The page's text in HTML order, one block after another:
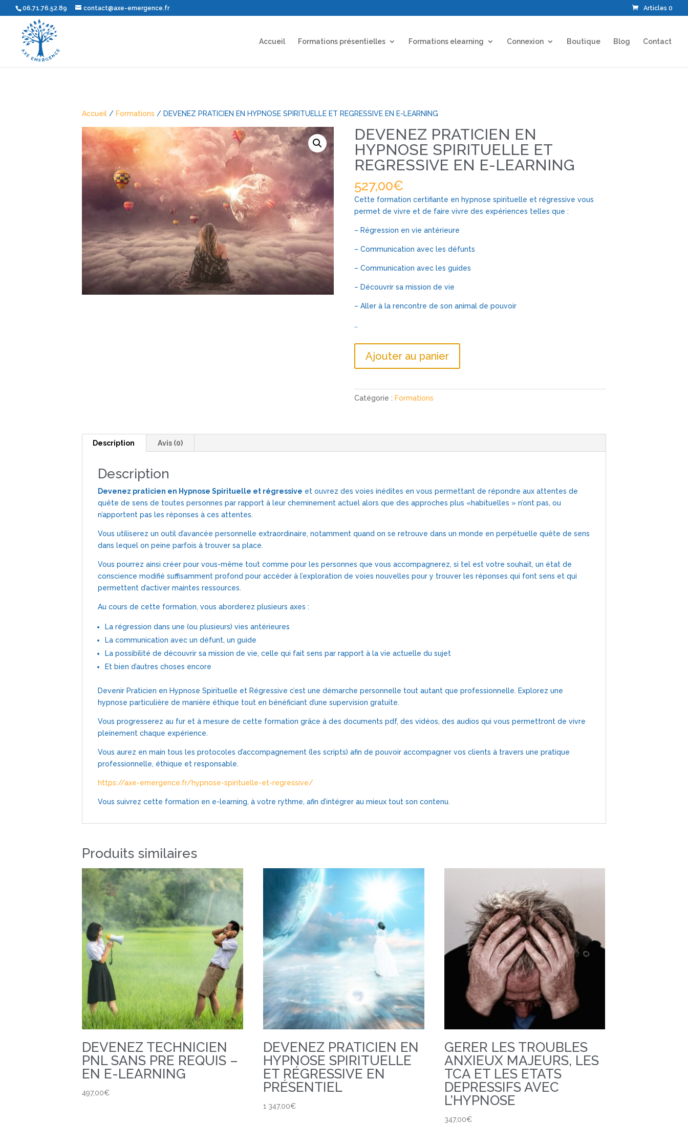
06.71.76.52.89 contact@axe-emergence.fr Articles 0
Accueil Formations présentielles Formations elearning Connexion Boutique Blog Contact
Accueil / Formations / DEVENEZ PRATICIEN EN HYPNOSE SPIRITUELLE ET REGRESSIVE EN E-LEARNING
DEVENEZ PRATICIEN EN
HYPNOSE SPIRITUELLE ET
REGRESSIVE EN E-LEARNING
527,00€
Cette formation certifiante en hypnose spirituelle et régressive vous
permet de vivre et de faire vivre des expériences telles que :
– Régression en vie antérieure
– Communication avec les défunts
– Communication avec les guides
– Découvrir sa mission de vie
– Aller à la rencontre de son animal de pouvoir
…
EN
EN
Ajouter au panier
Catégorie : Formations
Description Avis (0)
Description
Devenez praticien en Hypnose Spirituelle et régressive et ouvrez des voies inédites en vous permettant de répondre aux attentes de
quête de sens de toutes personnes par rapport à leur cheminement actuel alors que des approches plus «habituelles » n’ont pas, ou
n’apportent pas les réponses à ces attentes.
Vous utiliserez un outil d’avancée personnelle extraordinaire, notamment quand on se retrouve dans un monde en perpétuelle quête de sens
dans lequel on peine parfois à trouver sa place.
Vous pourrez ainsi créer pour vous-même tout comme pour les personnes que vous accompagnerez, si tel est votre souhait, un état de
conscience modifié suffisamment profond pour accéder à l’exploration de voies nouvelles pour y trouver les réponses qui font sens et qui
permettent d’activer maintes ressources.
Au cours de cette formation, vous aborderez plusieurs axes :
La régression dans une (ou plusieurs) vies antérieures
La communication avec un défunt, un guide
La possibilité de découvrir sa mission de vie, celle qui fait sens par rapport à la vie actuelle du sujet
Et bien d’autres choses encore
Devenir Praticien en Hypnose Spirituelle et Régressive c’est une démarche personnelle tout autant que professionnelle. Explorez une
hypnose particulière de manière éthique tout en bénéficiant d’une supervision gratuite.
Vous progresserez au fur et à mesure de cette formation grâce à des documents pdf, des vidéos, des audios qui vous permettront de vivre
pleinement chaque expérience.
Vous aurez en main tous les protocoles d’accompagnement (les scripts) afin de pouvoir accompagner vos clients à travers une pratique
professionnelle, éthique et responsable.
https://axe-emergence.fr/hypnose-spirituelle-et-regressive/
Vous suivrez cette formation en e-learning, à votre rythme, afin d’intégrer au mieux tout son contenu.
Produits similaires
DEVENEZ TECHNICIEN
PNL SANS PRE REQUIS –
EN E-LEARNING
497,00€
DEVENEZ PRATICIEN EN
HYPNOSE SPIRITUELLE
ET RÉGRESSIVE EN
PRÉSENTIEL
1 347,00€
GERER LES TROUBLES
ANXIEUX MAJEURS, LES
TCA ET LES ETATS
DEPRESSIFS AVEC
L’HYPNOSE
347,00€